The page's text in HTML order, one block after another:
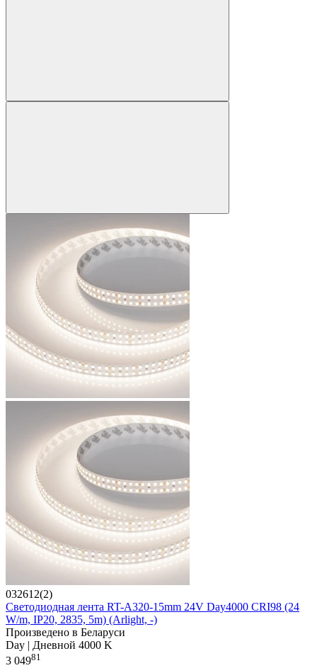
032612(2)
Светодиодная лента RT-A320-15mm 24V Day4000 CRI98 (24
W/m, IP20, 2835, 5m) (Arlight, -)
Произведено в Беларуси
Day | Дневной 4000 K
3 04981